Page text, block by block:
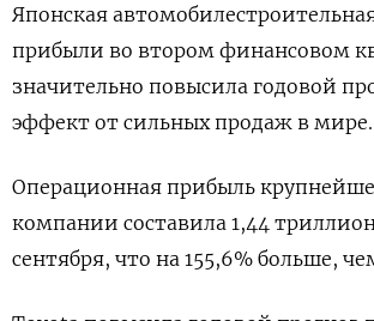
Японская
прибыли во втором финансовом
значительно повысила годовой
эффект от сильных продаж в мире.
Операционная прибыль
компании составила 1,44
сентября, что на 155,6% больше,